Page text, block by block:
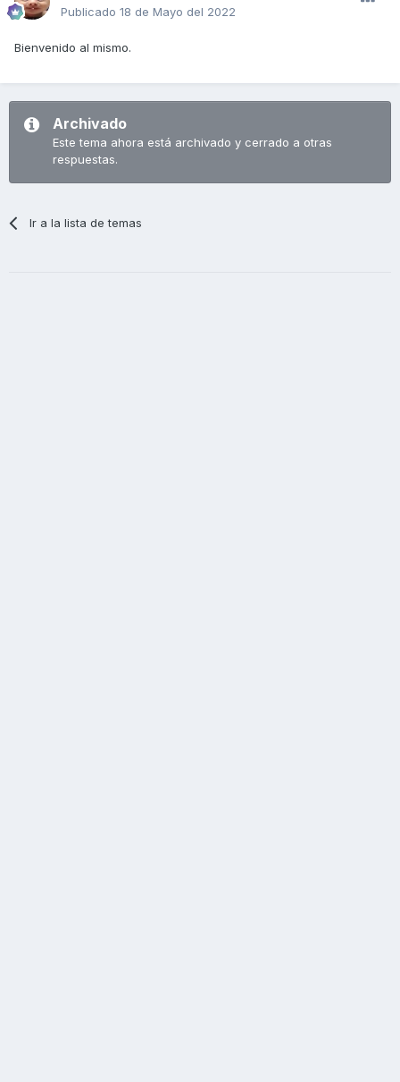
Publicado 18 de Mayo del 2022
Bienvenido al mismo.
Archivado
Este tema ahora está archivado y cerrado a otras
respuestas.
Ir a la lista de temas